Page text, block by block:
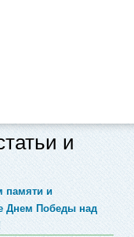
и
памяти и
Днем Победы над